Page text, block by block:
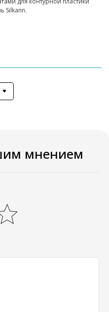
Silkann.
мнением